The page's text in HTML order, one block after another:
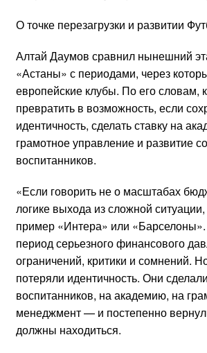
О точке перезагрузки и развитии
Алтай Даумов сравнил нынешний
«Астаны» с периодами, через
европейские клубы. По его словам,
превратить в возможность, если
идентичность, сделать ставку на
грамотное управление и развитие
воспитанников.
«Если говорить не о масштабах
логике выхода из сложной
пример «Интера» или
период серьезного финансового
ограничений, критики и сомнений.
потеряли идентичность. Они
воспитанников, на академию, на
менеджмент — и постепенно
должны находиться.